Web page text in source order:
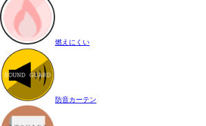
燃えにくい
防音カーテン